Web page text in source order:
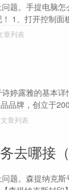
题。手提电脑
1、打开控制面
章列表
婷露雅的基本
品牌，创立于
文章列表
去哪接
题。森提纳克